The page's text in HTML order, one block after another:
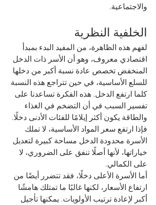
والاجتماعية.
الخلفية النظرية
لفهم هذه الظاهرة، من المفيد البدء بمبدأ
اقتصادي معروف، وهو أن الأسر ذات الدخل
المنخفض تخصص عادة نسبة أكبر من دخلها
للسلع الأساسية، في حين تتراجع هذه النسبة
كلما ارتفع الدخل. هذه الفكرة تساعدنا على
تفسير السبب في أن التضخم في الغذاء
والطاقة يكون أكثر إيلامًا للفئات الأدنى دخلًا.
فإذا ارتفع سعر المواد الأساسية، لا تملك
الأسرة محدودة الدخل مساحة كبيرة لتعديل
خياراتها، لأنها أصلًا تنفق على الضروري، لا
على الكمالي.
أما الأسرة الأعلى دخلًا، فقد تتضرر أيضًا من
ارتفاع الأسعار، لكنها غالبًا ما تمتلك هامشًا
أكبر لإعادة ترتيب الأولويات. يمكنها تأجيل